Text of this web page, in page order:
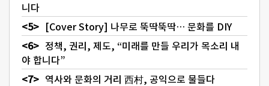
니다
[Cover Story] 나무로 뚝딱뚝딱… 문화를 DIY
정책, 권리, 제도, “미래를 만들 우리가 목소리 내
야 합니다”
역사와 문화의 거리 西村, 공익으로 물들다